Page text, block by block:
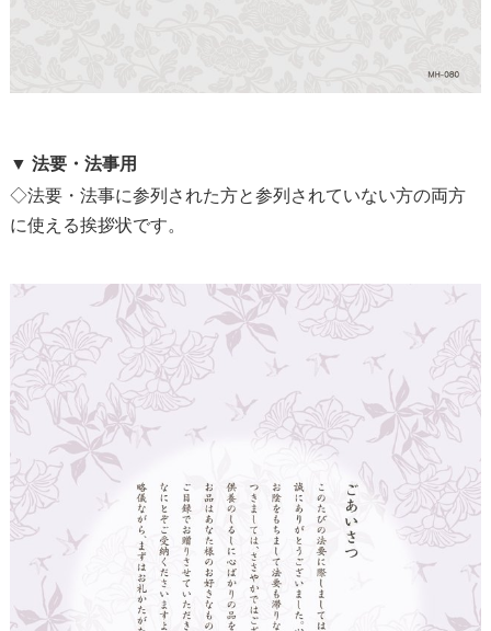
▼ 法要・法事用
◇法要・法事に参列された方と参列されていない方の両方
に使える挨拶状です。